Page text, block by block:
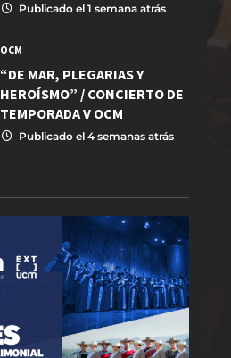
Publicado el 1 semana atrás
OCM
“DE MAR, PLEGARIAS Y
HEROÍSMO” / CONCIERTO DE
TEMPORADA V OCM
Publicado el 4 semanas atrás